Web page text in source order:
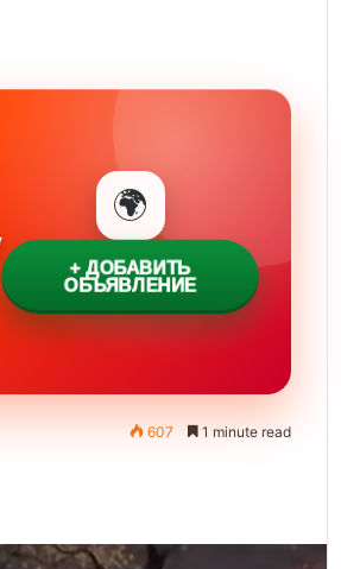
🌍
+ ДОБАВИТЬ
ОБЪЯВЛЕНИЕ
607 1 minute read